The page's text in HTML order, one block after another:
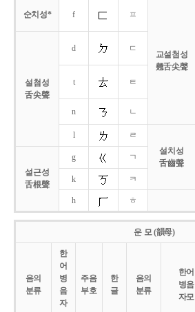
순치성* f ㅍ
교설첨성
翹舌尖聲
설첨성
舌尖聲
d ㄷ
t ㅌ
n ㄴ
l
ㄹ
설치성
舌齒聲
설근성
舌根聲
g ㄱ
k ㅋ
h ㅎ
운 모 (韻母)
음의
분류
한
어
병
음
자
주음
부호
한
글
음의
분류
한어
병음
자모